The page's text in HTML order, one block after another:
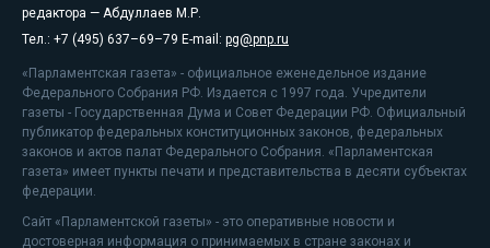
редактора — Абдуллаев М.Р.
Тел.: +7 (495) 637–69–79 E-mail: pg@pnp.ru
«Парламентская газета» - официальное еженедельное издание
Федерального Собрания РФ. Издается с 1997 года. Учредители
газеты - Государственная Дума и Совет Федерации РФ. Официальный
публикатор федеральных конституционных законов, федеральных
законов и актов палат Федерального Собрания. «Парламентская
газета» имеет пункты печати и представительства в десяти субъектах
федерации.
Сайт «Парламентской газеты» - это оперативные новости и
достоверная информация о принимаемых в стране законах и